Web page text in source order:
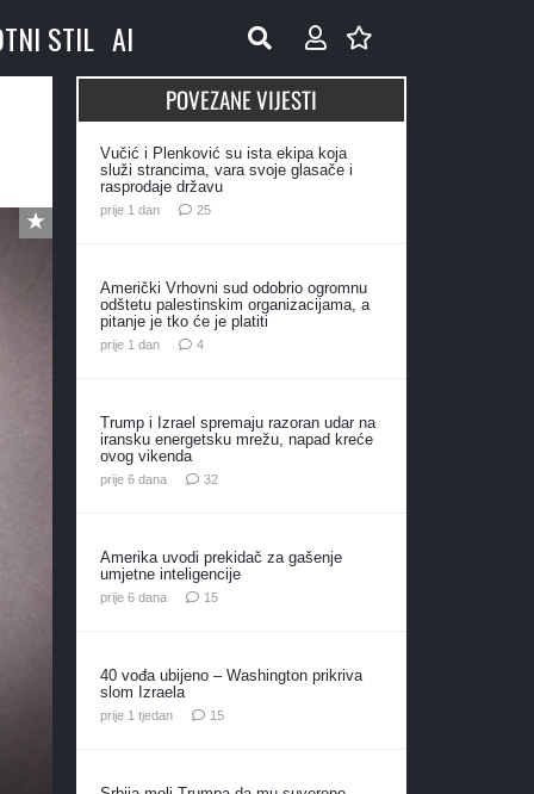
STIL AI
POVEZANE VIJESTI
Vučić i Plenković su ista ekipa koja
služi strancima, vara svoje glasače i
rasprodaje državu
prije 1 dan 25komentara
Američki Vrhovni sud odobrio ogromnu
odštetu palestinskim organizacijama, a
pitanje je tko će je platiti
prije 1 dan 4komentara
Trump i Izrael spremaju razoran udar na
iransku energetsku mrežu, napad kreće
ovog vikenda
prije 6 dana 32komentara
Amerika uvodi prekidač za gašenje
umjetne inteligencije
prije 6 dana 15komentara
40 vođa ubijeno – Washington prikriva
slom Izraela
prije 1 tjedan 15komentara